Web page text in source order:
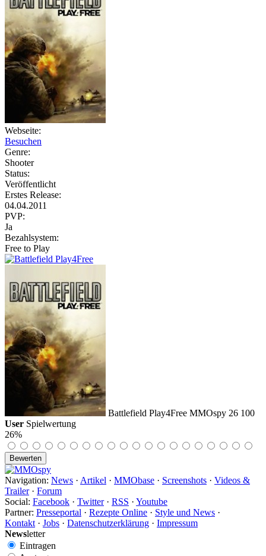
Webseite:
Besuchen
Genre:
Shooter
Status:
Veröffentlicht
Erstes Release:
04.04.2011
PVP:
Ja
Bezahlsystem:
Free to Play
Battlefield Play4Free MMOspy 26 100
User Spielwertung
26%
Navigation: News · Artikel · MMObase · Screenshots · Videos &
Trailer· Forum
Social: Facebook · Twitter· RSS · Youtube
Partner: Presseportal · Rezepte Online · Style und News ·
Kontakt · Jobs · Datenschutzerklärung · Impressum
Newsletter
Eintragen